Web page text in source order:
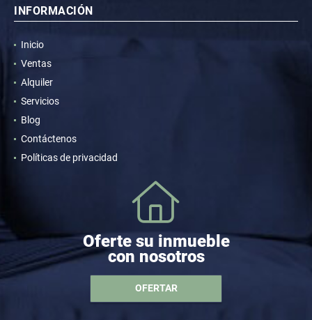
INFORMACIÓN
Inicio
Ventas
Alquiler
Servicios
Blog
Contáctenos
Políticas de privacidad
Oferte su inmueble
con nosotros
OFERTAR